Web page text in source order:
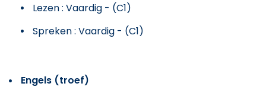
Lezen : Vaardig - (C1)
Spreken : Vaardig - (C1)
Engels (troef)